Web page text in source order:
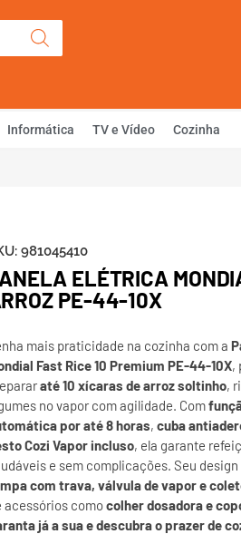
Olá, Faça Login ou
Informática TV e Vídeo Cozinha
981045410
ELÉTRICA
PE-44-10X
mais praticidade na cozinha com a
Fast Rice 10 Premium PE-44-10X,
até 10 xícaras de arroz soltinho,
no vapor com agilidade. Com
por até 8 horas, cuba
Cozi Vapor incluso, ela garante
e sem complicações. Seu
com trava, válvula de vapor e
acessórios comocolher dosadora e
já a sua e descubra o prazer de